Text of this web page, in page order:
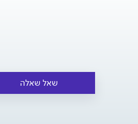
שאל שאלה